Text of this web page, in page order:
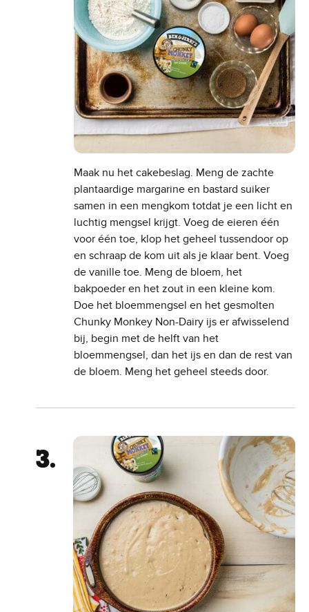
Maak nu het cakebeslag. Meng de zachte
plantaardige margarine en bastard suiker
samen in een mengkom totdat je een licht en
luchtig mengsel krijgt. Voeg de eieren één
voor één toe, klop het geheel tussendoor op
en schraap de kom uit als je klaar bent. Voeg
de vanille toe. Meng de bloem, het
bakpoeder en het zout in een kleine kom.
Doe het bloemmengsel en het gesmolten
Chunky Monkey Non-Dairy ijs er afwisselend
bij, begin met de helft van het
bloemmengsel, dan het ijs en dan de rest van
de bloem. Meng het geheel steeds door.